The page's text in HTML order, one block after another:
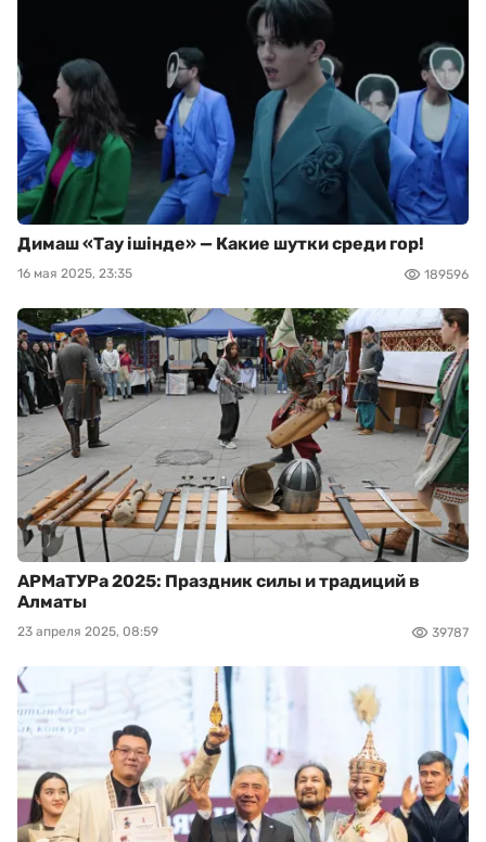
Димаш «Тау ішінде» — Какие шутки среди гор!
16 мая 2025, 23:35 189596
АРМаТУРа 2025: Праздник силы и традиций в
Алматы
23 апреля 2025, 08:59 39787